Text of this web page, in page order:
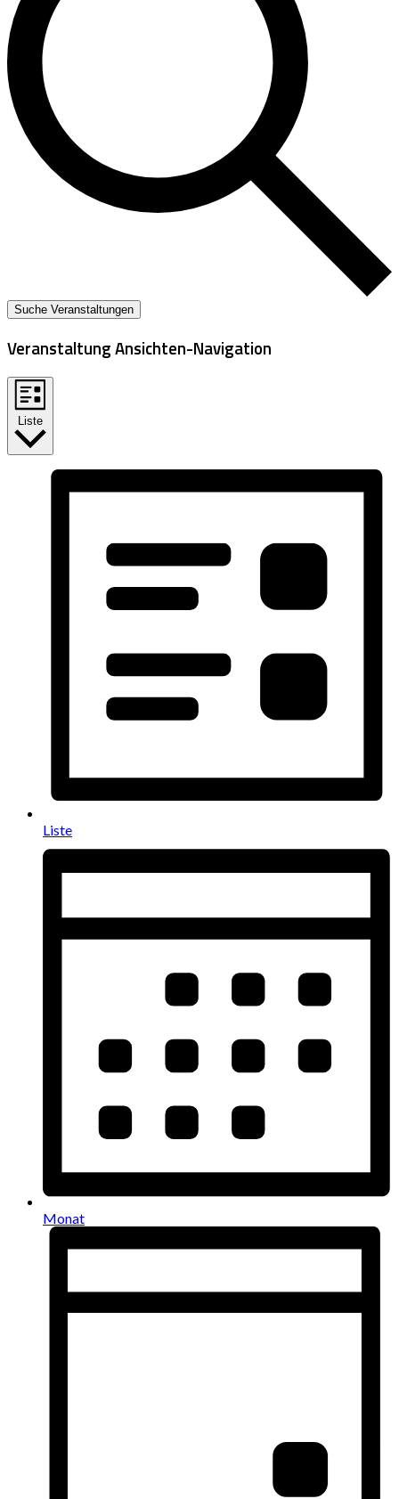
Suche Veranstaltungen
Veranstaltung Ansichten-Navigation
Liste
Liste
Monat